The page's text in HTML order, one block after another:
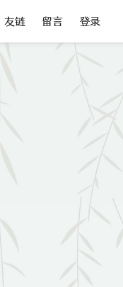
友链 留言 登录